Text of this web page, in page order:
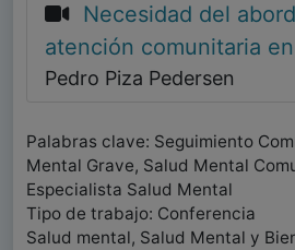
Necesidad del
atención comunitaria
Pedro Piza Pedersen
Palabras clave: Seguimiento
Mental Grave, Salud Mental
Especialista Salud Mental
Tipo de trabajo: Conferencia
Salud mental, Salud Mental y